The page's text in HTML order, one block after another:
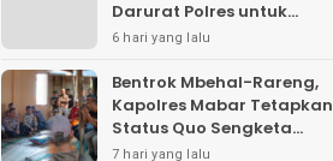
Darurat Polres untuk
Laporan Kamtibmas
6 hari yang lalu
Bentrok Mbehal-Rareng,
Kapolres Mabar Tetapkan
Status Quo Sengketa
Lengkong Warang
7 hari yang lalu